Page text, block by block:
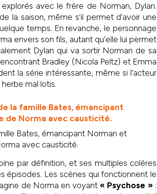
avec le frère de Norman, Dylan.
la saison, même s’il permet d’avoir une
temps. En revanche, le personnage
envers son fils, autant qu’elle lui permet
Dylan qui va sortir Norman de sa
Bradley (Nicola Peltz) et Emma
la série intéressante, même si l’acteur
mal lotis.
Bates, émancipant Norman et
avec causticité.
par définition, et ses multiples colères
Les scènes qui fonctionnent le
de Norma en voyant« Psychose » :